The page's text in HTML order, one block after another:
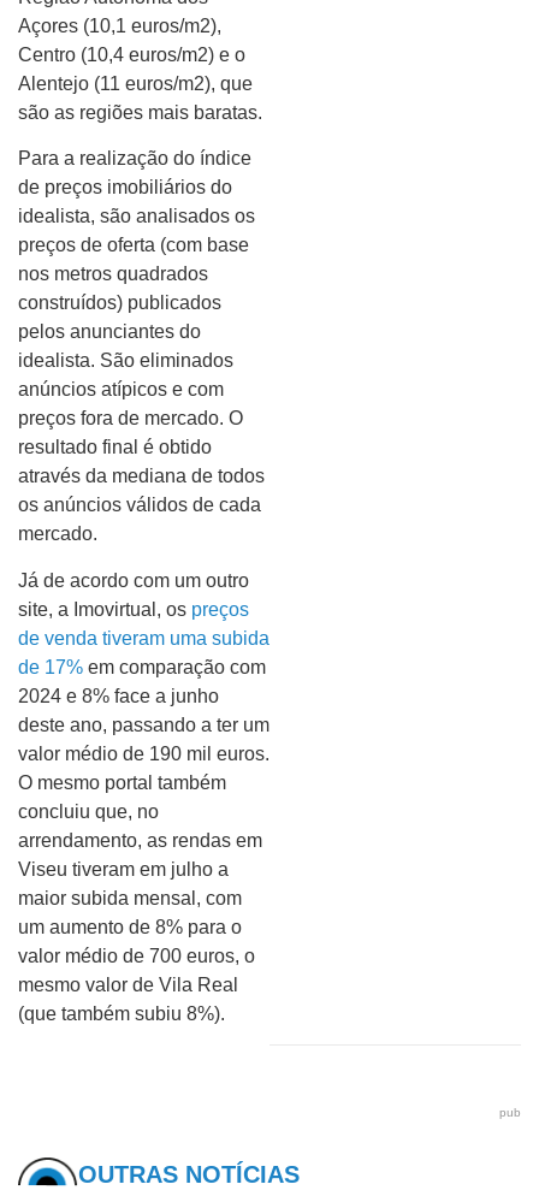
Açores (10,1 euros/m2),
Centro (10,4 euros/m2) e o
Alentejo (11 euros/m2), que
são as regiões mais baratas.
Para a realização do índice
de preços imobiliários do
idealista, são analisados ​​os
preços de oferta (com base
nos metros quadrados
construídos) publicados
pelos anunciantes do
idealista. São eliminados
anúncios atípicos e com
preços fora de mercado. O
resultado final é obtido
através da mediana de todos
os anúncios válidos de cada
mercado.
Já de acordo com um outro
site, a Imovirtual, os preços
de venda tiveram uma subida
de 17% em comparação com
2024 e 8% face a junho
deste ano, passando a ter um
valor médio de 190 mil euros.
O mesmo portal também
concluiu que, no
arrendamento, as rendas em
Viseu tiveram em julho a
maior subida mensal, com
um aumento de 8% para o
valor médio de 700 euros, o
mesmo valor de Vila Real
(que também subiu 8%).
pub
OUTRAS NOTÍCIAS